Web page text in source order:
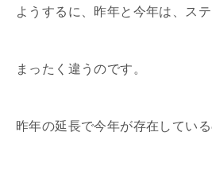
ようするに、昨年と今年は、ス
まったく違うのです。
昨年の延長で今年が存在している